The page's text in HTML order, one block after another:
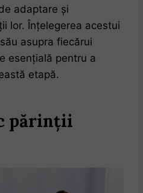
adaptare și
lor. Înțelegerea acestui
asupra fiecărui
esențială pentru a
etapă.
părinții